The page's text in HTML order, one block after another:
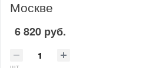
Москве
6 820 руб.